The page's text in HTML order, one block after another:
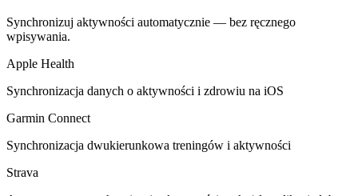
Synchronizuj aktywności automatycznie — bez ręcznego
wpisywania.
Apple Health
Synchronizacja danych o aktywności i zdrowiu na iOS
Garmin Connect
Synchronizacja dwukierunkowa treningów i aktywności
Strava